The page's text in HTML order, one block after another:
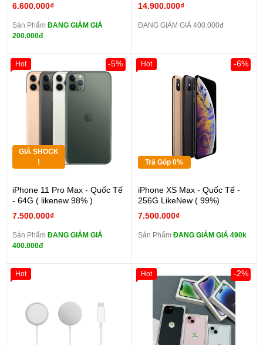
6.600.000₫
Sản Phẩm ĐANG GIẢM GIÁ
200.000đ
14.900.000₫
ĐANG GIẢM GIÁ 400.000đ
GIÁ SHOCK
!
iPhone 11 Pro Max - Quốc Tế
- 64G ( likenew 98% )
7.500.000₫
-5%
Sản Phẩm ĐANG GIẢM GIÁ
400.000đ
Hot
Trả Góp 0%
iPhone XS Max - Quốc Tế -
256G LikeNew ( 99%)
7.500.000₫
-6%
Sản Phẩm ĐANG GIẢM GIÁ 490k
Hot
Hot -2%
Hot